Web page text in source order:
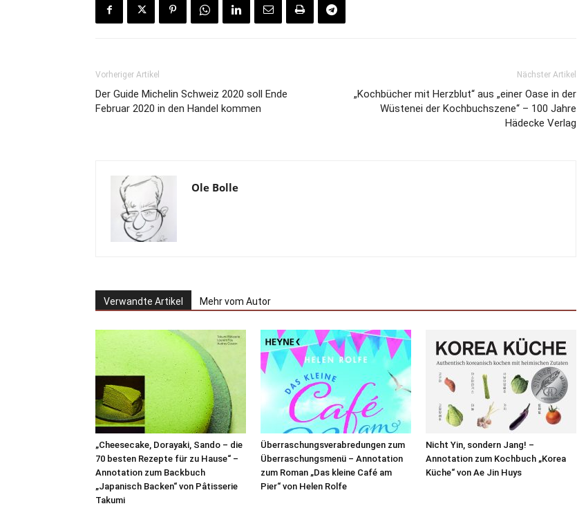
Vorheriger Artikel
Der Guide Michelin Schweiz 2020 soll Ende
Februar 2020 in den Handel kommen
Nächster Artikel
„Kochbücher mit Herzblut“ aus „einer Oase in der
Wüstenei der Kochbuchszene“ – 100 Jahre
Hädecke Verlag
Ole Bolle
Verwandte Artikel Mehr vom Autor
„Cheesecake, Dorayaki, Sando – die
70 besten Rezepte für zu Hause“ –
Annotation zum Backbuch
„Japanisch Backen“ von Pâtisserie
Takumi
Überraschungsverabredungen zum
Überraschungsmenü – Annotation
zum Roman „Das kleine Café am
Pier“ von Helen Rolfe
Nicht Yin, sondern Jang! –
Annotation zum Kochbuch „Korea
Küche“ von Ae Jin Huys